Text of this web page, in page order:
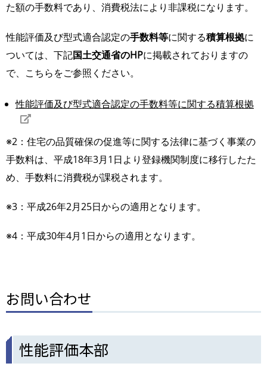
た額の手数料であり、消費税法により非課税になります。
性能評価及び型式適合認定の手数料等に関する積算根拠に
ついては、下記国土交通省のHPに掲載されておりますの
で、こちらをご参照ください。
性能評価及び型式適合認定の手数料等に関する積算根拠
※2：住宅の品質確保の促進等に関する法律に基づく事業の
手数料は、平成18年3月1日より登録機関制度に移行したた
め、手数料に消費税が課税されます。
※3：平成26年2月25日からの適用となります。
※4：平成30年4月1日からの適用となります。
お問い合わせ
性能評価本部